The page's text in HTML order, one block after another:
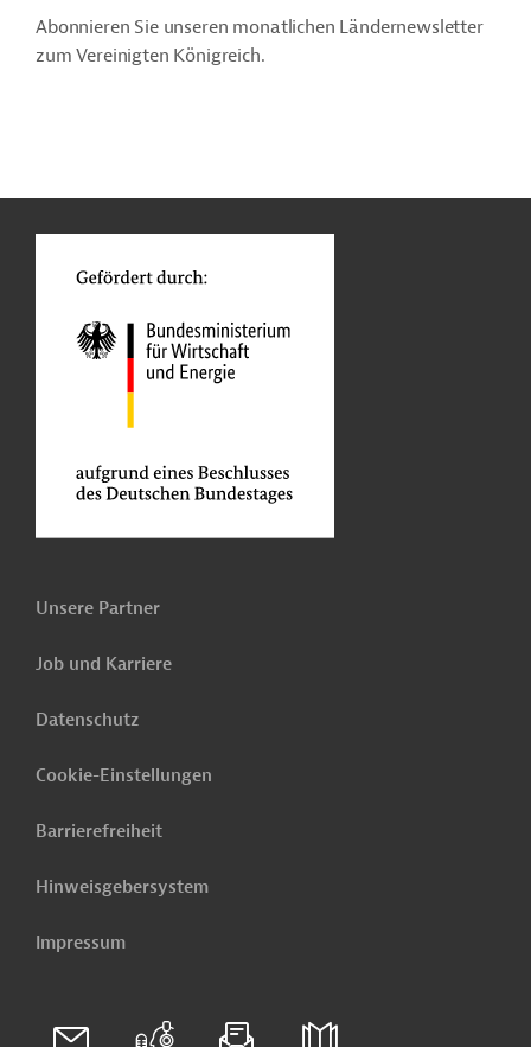
Abonnieren Sie unseren monatlichen Ländernewsletter
zum Vereinigten Königreich.
Unsere Partner
Job und Karriere
Datenschutz
Cookie-Einstellungen
Barrierefreiheit
Hinweisgebersystem
Impressum